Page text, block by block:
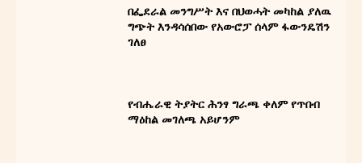
Ghion Magazine
ግዮን መጽሔት
በፌደራል መንግሥት እና በህወሓት መካከል ያለዉ
ግጭት እንዳሳሰበው የአውሮፓ ሰላም ፋውንዴሽን
ገለፀ
የብሔራዊ ትያትር ሕንፃ ግራጫ ቀለም የጥበብ
ማዕከል መገለጫ አይሆንም